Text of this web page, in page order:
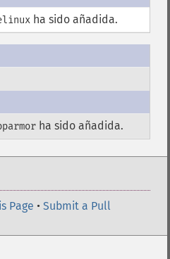
ha sido añadida.
ha sido añadida.
Page • Submit a Pull